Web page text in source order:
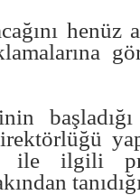
henüz
ile ilgili